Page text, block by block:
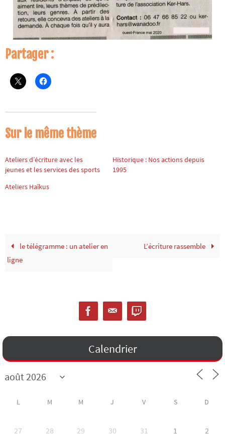
Partager :
Sur le même thème
Ateliers d’écriture avec les
jeunes et les services des sports
Historique : Nos actions depuis
1995
Ateliers Haîkus
le télégramme : un atelier en
ligne
L’écriture rassemble
Calendrier
L M M J V S D
27 28 29 30 31 1 2